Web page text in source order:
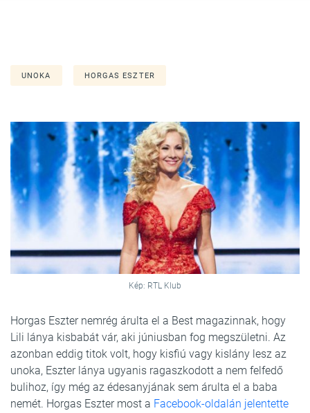
UNOKA HORGAS ESZTER
Kép: RTL Klub
Horgas Eszter nemrég árulta el a Best magazinnak, hogy
Lili lánya kisbabát vár, aki júniusban fog megszületni. Az
azonban eddig titok volt, hogy kisfiú vagy kislány lesz az
unoka, Eszter lánya ugyanis ragaszkodott a nem felfedő
bulihoz, így még az édesanyjának sem árulta el a baba
nemét. Horgas Eszter most a Facebook-oldalán jelentette